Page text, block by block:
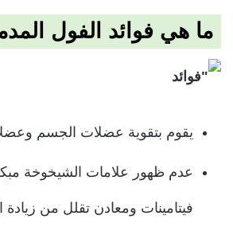
ما هي فوائد الفول
يقوم بتقوية عضلات الجسم
عدم ظهور علامات الشيخوخة
فيتامينات ومعادن تقلل من زيادة